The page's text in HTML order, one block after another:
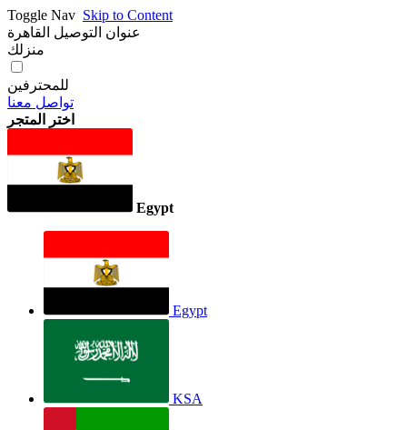
Toggle Nav Skip to Content
عنوان التوصيل القاهرة
منزلك
للمحترفين
تواصل معنا
اختر المتجر
Egypt
Egypt
KSA